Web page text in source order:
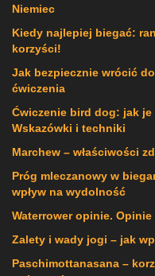
Niemiec
Kiedy najlepiej biegać:
korzyści!
Jak bezpiecznie wrócić
ćwiczenia
Ćwiczenie bird dog: jak
Wskazówki i techniki
Marchew – właściwości
Próg mleczanowy w
wpływ na wydolność
Waterrower opinie.
Zalety i wady jogi – jak
Paschimottanasana –